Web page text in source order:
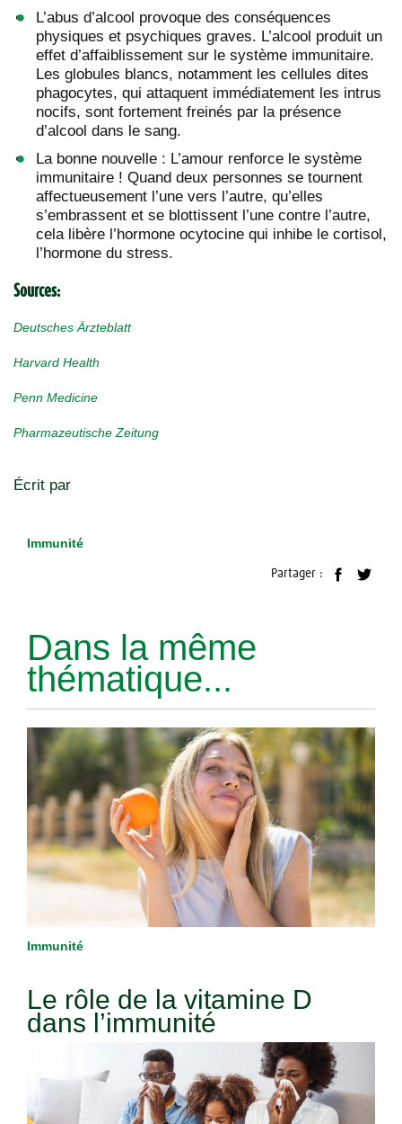
L’abus d’alcool provoque des conséquences
physiques et psychiques graves. L’alcool produit un
effet d’affaiblissement sur le système immunitaire.
Les globules blancs, notamment les cellules dites
phagocytes, qui attaquent immédiatement les intrus
nocifs, sont fortement freinés par la présence
d’alcool dans le sang.
La bonne nouvelle : L’amour renforce le système
immunitaire ! Quand deux personnes se tournent
affectueusement l’une vers l’autre, qu’elles
s’embrassent et se blottissent l’une contre l’autre,
cela libère l’hormone ocytocine qui inhibe le cortisol,
l’hormone du stress.
Sources:
Deutsches Ärzteblatt
Harvard Health
Penn Medicine
Pharmazeutische Zeitung
Écrit par
Immunité
Partager :
Dans la même
thématique...
Immunité
Le rôle de la vitamine D
dans l’immunité